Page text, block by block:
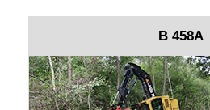
B 458A